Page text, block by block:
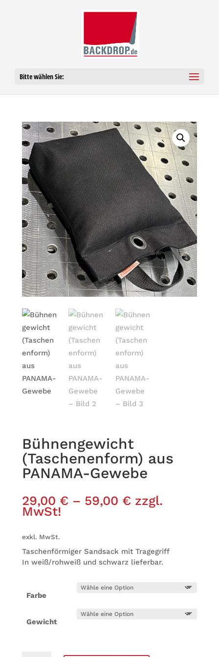
Bitte wählen Sie:
Büh­nen­ge­wicht
(Tasche­nen­form) aus
PANAMA-Gewebe
29,00 € – 59,00 € zzgl.
MwSt!
exkl. MwSt.
Taschen­för­mi­ger Sand­sack mit Tragegriff
In weiß/rohweiß und schwarz lieferbar.
Farbe
Gewicht